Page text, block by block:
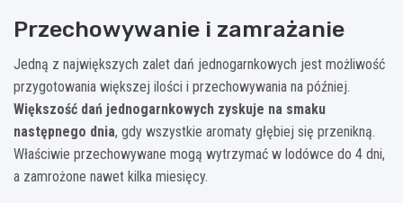
Przechowywanie i zamrażanie
Jedną z największych zalet dań jednogarnkowych jest możliwość
przygotowania większej ilości i przechowywania na później.
Większość dań jednogarnkowych zyskuje na smaku
następnego dnia, gdy wszystkie aromaty głębiej się przenikną.
Właściwie przechowywane mogą wytrzymać w lodówce do 4 dni,
a zamrożone nawet kilka miesięcy.